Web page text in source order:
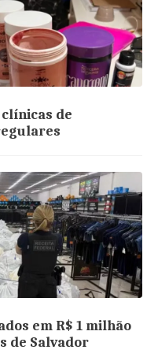
de
em R$ 1 milhão
de Salvador